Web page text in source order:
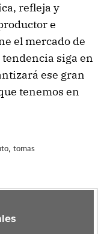
refleja y
e
el mercado de
tendencia siga en
ese gran
tenemos en
, tomas